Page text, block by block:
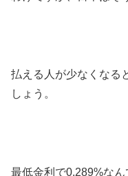
払える人が少なくなる
しょう。
最低金利で0.289%な